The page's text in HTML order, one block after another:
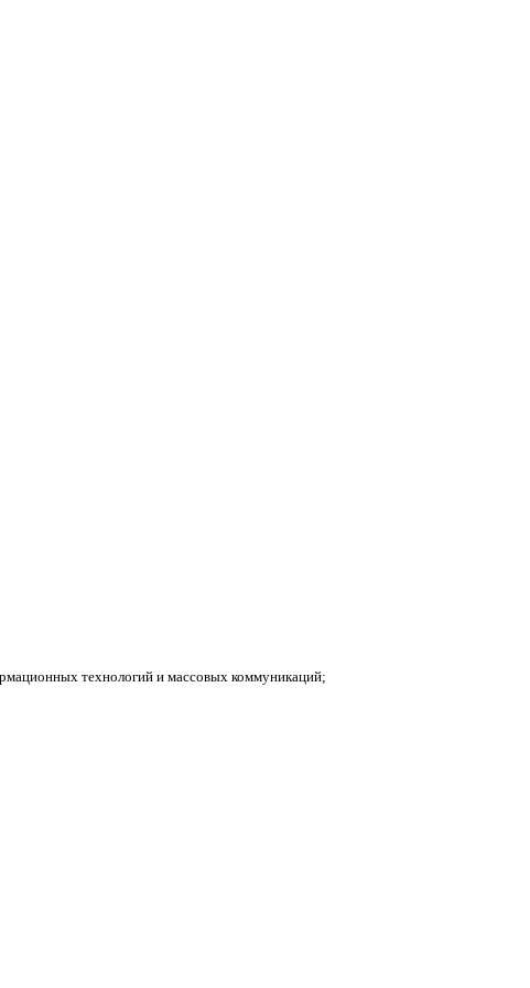
технологий и массовых коммуникаций;